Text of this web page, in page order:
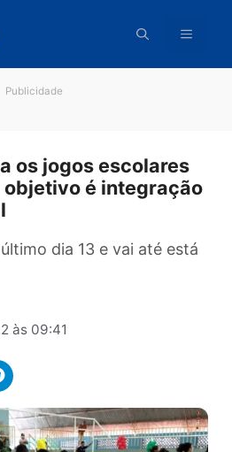
os jogos escolares
objetivo é
último dia 13 e vai até
às 09:41